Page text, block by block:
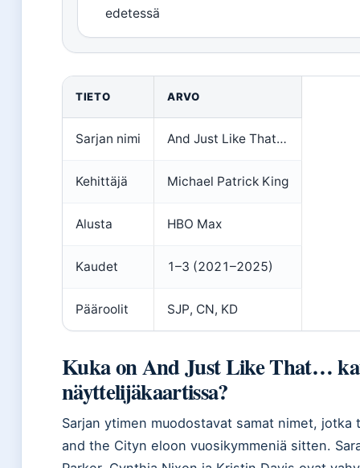
edetessä
TIETO ARVO
Sarjan nimi And Just Like That…
Kehittäjä Michael Patrick King
Alusta HBO Max
Kaudet 1–3 (2021–2025)
Pääroolit SJP, CN, KD
Kuka on And Just Like That…
näyttelijäkaartissa?
Sarjan ytimen muodostavat samat nimet, jotka
and the Cityn eloon vuosikymmeniä sitten.